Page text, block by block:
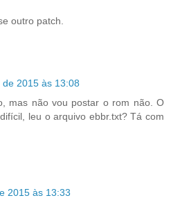
outro patch.
2015 às 13:08
mas não vou postar o rom não. O
leu o arquivo ebbr.txt? Tá com
2015 às 13:33